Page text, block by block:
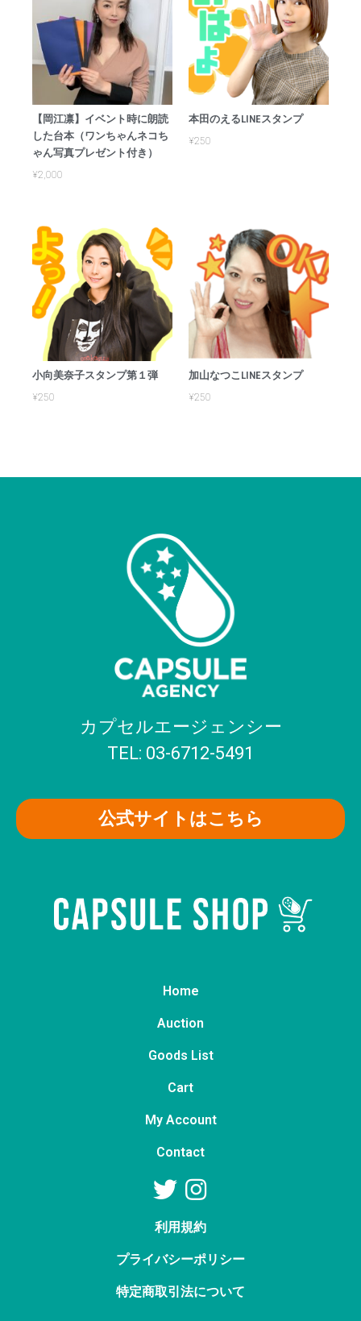
【岡江凛】イベント時に朗読
した台本（ワンちゃんネコち
ゃん写真プレゼント付き）
¥2,000
本田のえるLINEスタンプ
¥250
小向美奈子スタンプ第１弾
¥250
加山なつこLINEスタンプ
¥250
カプセルエージェンシー
TEL: 03-6712-5491
公式サイトはこちら
Home
Auction
Goods List
Cart
My Account
Contact
利用規約
プライバシーポリシー
特定商取引法について